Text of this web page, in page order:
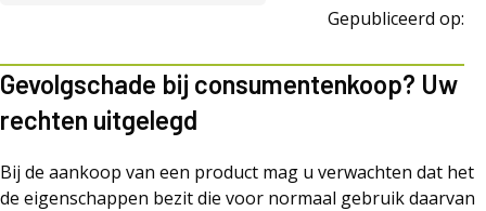
Gepubliceerd op:
Gevolgschade bij consumentenkoop? Uw
rechten uitgelegd
Bij de aankoop van een product mag u verwachten dat het
de eigenschappen bezit die voor normaal gebruik daarvan